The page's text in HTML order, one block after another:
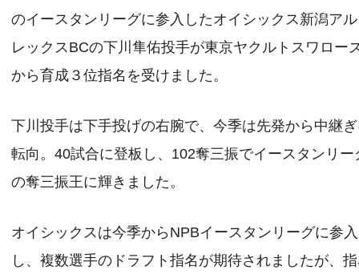
のイースタンリーグに参入したオイシックス新潟ア
レックスBCの下川隼佑投手が東京ヤクルトスワロー
から育成３位指名を受けました。
下川投手は下手投げの右腕で、今季は先発から中継
転向。40試合に登板し、102奪三振でイースタンリー
の奪三振王に輝きました。
オイシックスは今季からNPBイースタンリーグに参入
し、複数選手のドラフト指名が期待されましたが、